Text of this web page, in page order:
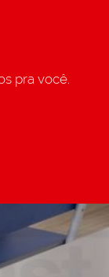
pra você.